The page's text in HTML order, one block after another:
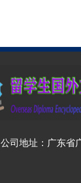
公司地址：广东省